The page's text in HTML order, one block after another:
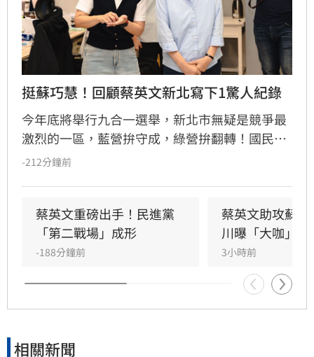
挺蘇巧慧！回顧蔡英文新北寫下1驚人紀錄
今年底將舉行九合一選舉，新北市無疑是競爭最
激烈的一區，藍營拚守成，綠營拚翻轉！國民黨
參選人李四川與民進黨參選人蘇巧慧民調更是呈
主委時，蔡英文一口就答應。完成兩屆總統任期
的蔡英文，除了挾帶超高人氣之外，新北更是她
的「政壇起家厝」，三度在此橫掃百萬票，有望
-212分鐘前
蔡英文重磅出手！民進黨
「第二戰場」成形
-188分鐘前
蔡英文助攻蘇
川曝「大咖」應
3小時前
相關新聞